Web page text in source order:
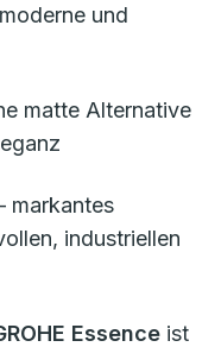
und
matte Alternative
markantes
industriellen
Essence ist